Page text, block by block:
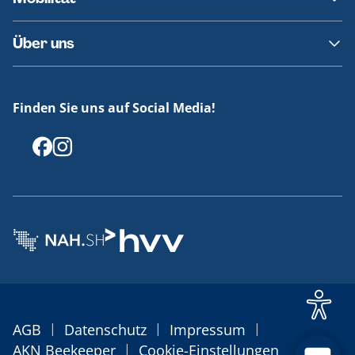
Fundsachen
Häufige Fragen
Barrierefreies Reisen
Erklärung Barrierefreiheit
Über uns
Offenlegungen
Finden Sie uns auf Social Media!
AGB | Datenschutz | Impressum |
AKN Beekeeper | Cookie-Einstellungen